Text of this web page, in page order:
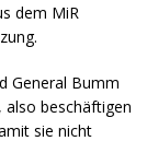
dem MiR
General Bumm
also beschäftigen
sie nicht